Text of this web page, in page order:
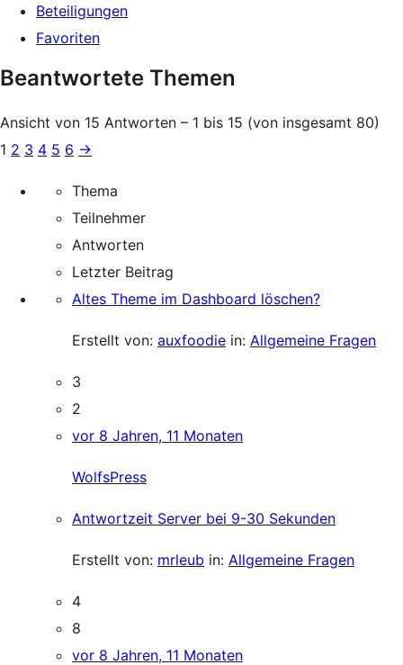
Beteiligungen
Favoriten
Beantwortete Themen
Ansicht von 15 Antworten – 1 bis 15 (von insgesamt 80)
1 2 3 4 5 6 →
Thema
Teilnehmer
Antworten
Letzter Beitrag
Altes Theme im Dashboard löschen?
Erstellt von: auxfoodie in: Allgemeine Fragen
3
2
vor 8 Jahren, 11 Monaten
WolfsPress
Antwortzeit Server bei 9-30 Sekunden
Erstellt von: mrleub in: Allgemeine Fragen
4
8
vor 8 Jahren, 11 Monaten